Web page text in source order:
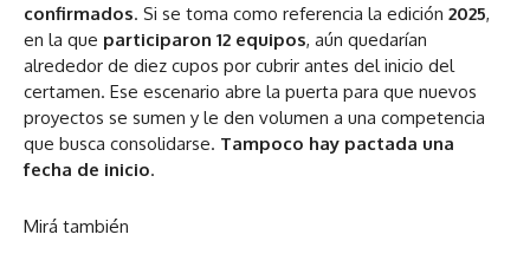
confirmados. Si se toma como referencia la edición 2025,
en la que participaron 12 equipos, aún quedarían
alrededor de diez cupos por cubrir antes del inicio del
certamen. Ese escenario abre la puerta para que nuevos
proyectos se sumen y le den volumen a una competencia
que busca consolidarse. Tampoco hay pactada una
fecha de inicio.
Mirá también